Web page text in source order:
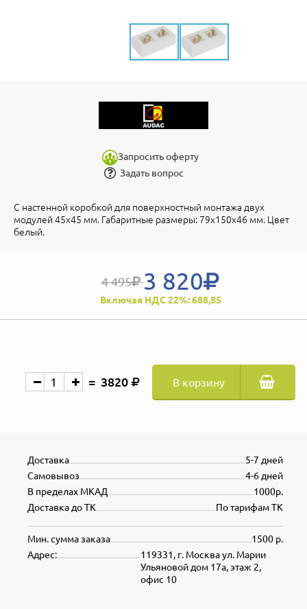
Запросить оферту
Задать вопрос
С настенной коробкой для поверхностный монтажа двух
модулей 45x45 мм. Габаритные размеры: 79х150х46 мм. Цвет
белый.
4 495 3 820
Включая НДС 22%: 688,85
3820 В корзину
5-7 дней
Доставка
4-6 дней
Самовывоз
1000р.
В пределах МКАД
По тарифам ТК
Доставка до ТК
1500 р.
Мин. сумма заказа
119331, г. Москва ул. Марии
Ульяновой дом 17а, этаж 2,
офис 10
Адрес: